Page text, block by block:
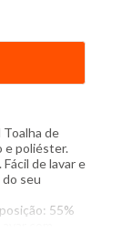
Toalha de
e poliéster.
de lavar e
seu
55%
com